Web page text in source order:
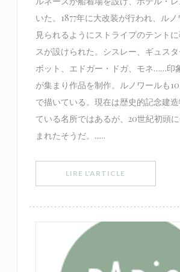
いた。1877年に大改装が行われ、ル
見られるようにストライプのテント
スが設けられた。シスレー、ギュス
ボット、エドガー・ドガ、モネ……印
が集まり作品を制作。ルノワールも
で描いている。現在は歴史的記念建
ている名所ではあるが、20世紀初頭
まれたそうだ。......
LIRE L'ARTICLE